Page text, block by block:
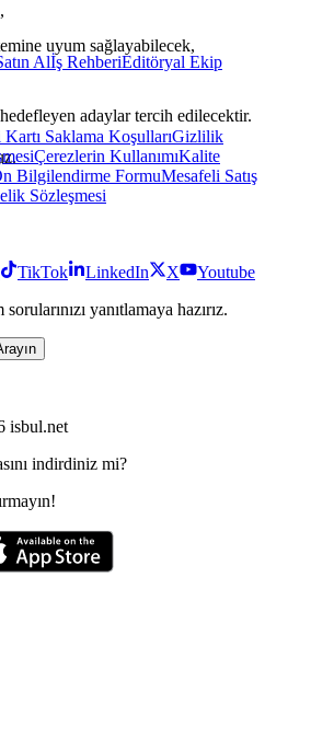
uyum sağlayabilecek,
adaylar tercih edilecektir.
Alİş RehberiEditöryal Ekip
Saklama KoşullarıGizlilik
Çerezlerin KullanımıKalite
Bilgilendirme FormuMesafeli Satış
Sözleşmesi
TikTok LinkedIn X
Youtube
yanıtlamaya hazırız.
isbul.net
indirdiniz mi?